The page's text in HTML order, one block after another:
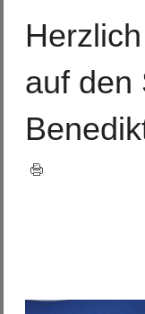
auf den